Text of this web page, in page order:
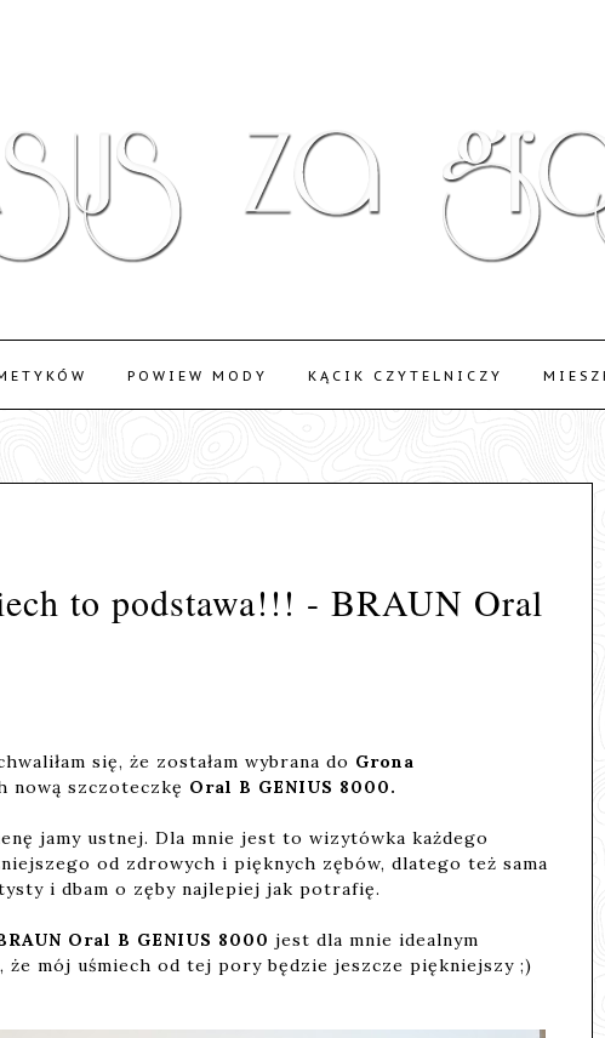
POWIEW MODY KĄCIK CZYTELNICZY
to podstawa!!! - BRAUN Oral
się, że zostałam wybrana do Grona
nową szczoteczkę Oral B GENIUS 8000.
jamy ustnej. Dla mnie jest to wizytówka każdego
od zdrowych i pięknych zębów, dlatego też sama
i dbam o zęby najlepiej jak potrafię.
Oral B GENIUS 8000 jest dla mnie idealnym
że mój uśmiech od tej pory będzie jeszcze piękniejszy ;)